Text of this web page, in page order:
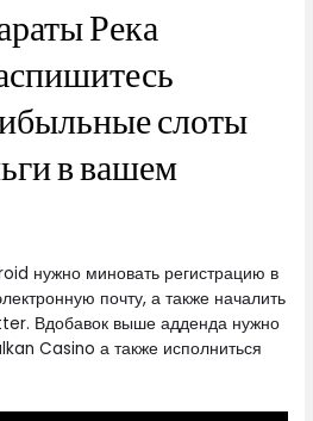
Река
слоты
в вашем
нужно миновать регистрацию в
почту, а также началить
Вдобавок выше адденда нужно
Casino а также исполниться